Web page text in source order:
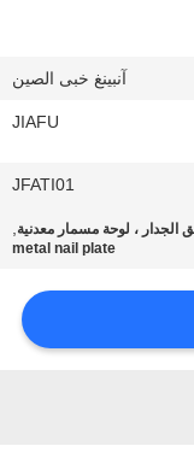
آنبينغ خبى الصين
JIAFU
JFATI01
الجدار ، لوحة مسمار معدنية,
metal nail plate